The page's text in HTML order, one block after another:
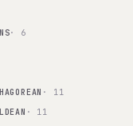
· 6
· 11
· 11